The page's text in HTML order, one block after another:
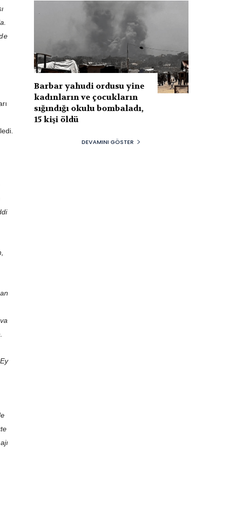
Barbar yahudi ordusu yine
kadınların ve çocukların
sığındığı okulu bombaladı,
15 kişi öldü
DEVAMINI GÖSTER